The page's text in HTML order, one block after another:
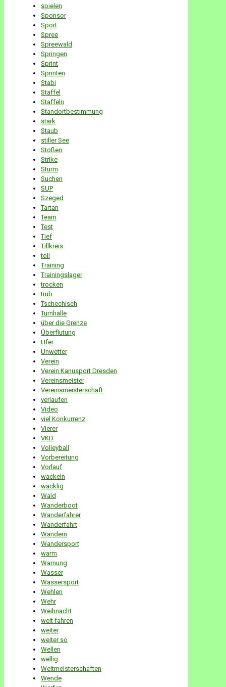
spielen
Sponsor
Sport
Spree
Spreewald
Springen
Sprint
Sprinten
Stabi
Staffel
Staffeln
Standortbestimmung
stark
Staub
stiller See
Stoßen
Strike
Sturm
Suchen
SUP
Szeged
Tartan
Team
Test
Tief
Tillkreis
toll
Training
Trainingslager
trocken
trüb
Tschechisch
Turnhalle
über die Grenze
Überflutung
Ufer
Unwetter
Verein
Verein Kanusport Dresden
Vereinsmeister
Vereinsmeisterschaft
verlaufen
Video
viel Konkurrenz
Vierer
VKD
Volleyball
Vorbereitung
Vorlauf
wackeln
wacklig
Wald
Wanderboot
Wanderfahrer
Wanderfahrt
Wandern
Wandersport
warm
Warnung
Wasser
Wassersport
Wehlen
Wehr
Weihnacht
weit fahren
weiter
weiter so
Wellen
wellig
Weltmeisterschaften
Wende